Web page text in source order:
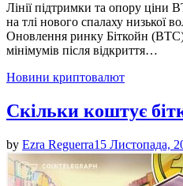
Лінії підтримки та опору ціни
на тлі нового спалаху низької
Оновлення ринку Біткойн
мінімумів після відкриття…
Posted
Новини криптовалют
Скільки коштує
by Ezra Reguerra15 Листопада,